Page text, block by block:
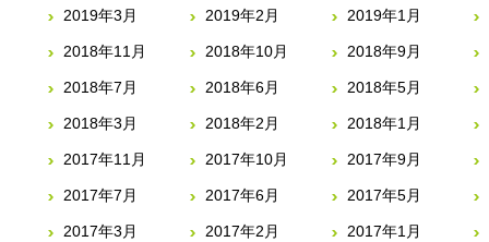
2019年3月 2019年2月 2019年1月
2018年11月 2018年10月 2018年9月
2018年7月 2018年6月 2018年5月
2018年3月 2018年2月 2018年1月
2017年11月 2017年10月 2017年9月
2017年7月 2017年6月 2017年5月
2017年3月 2017年2月 2017年1月